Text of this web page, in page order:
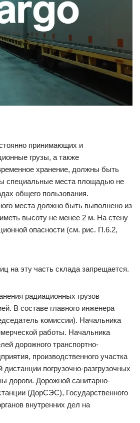
принимающих и
грузы, а также
хранение, должны быть
специальные места площадью не
общего пользования.
места должно быть выполнено из
высоту не менее 2 м. На стену
опасности (см. рис. П.6.2,
на эту часть склада запрещается.
радиационных грузов
В составе главного инженера
комиссии). Начальника
работы. Начальника
дорожного транспортно-
производственного участка
погрузочно-разгрузочных
дороги. Дорожной санитарно-
(ДорСЭС), Государственного
внутренних дел на